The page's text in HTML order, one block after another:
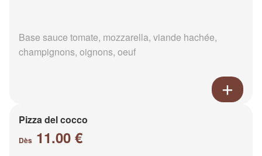
Base sauce tomate, mozzarella, viande hachée,
champignons, oignons, oeuf
Pizza del cocco
Dès 11.00 €